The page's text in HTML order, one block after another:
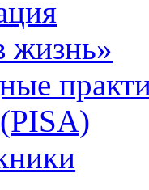
жизнь»